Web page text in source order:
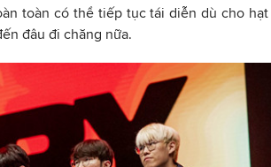
toàn có thể tiếp tục tái diễn dù cho hạt
đâu đi chăng nữa.